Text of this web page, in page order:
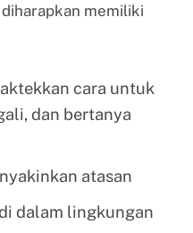
memiliki
cara untuk
dan bertanya
atasan
dalam lingkungan